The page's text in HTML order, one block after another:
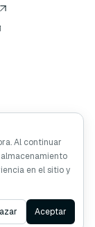
Ask AI
Al continuar
almacenamiento
en el sitio y
Aceptar